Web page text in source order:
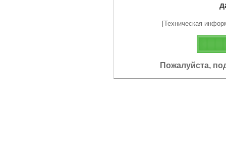
[Техническая
Пожалуйста,